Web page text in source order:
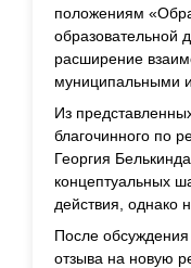
положениям
образовательной
расширение
муниципальными
Из
благочинного по
Георгия
концептуальных
действия, однако
После обсуждения
отзыва на новую